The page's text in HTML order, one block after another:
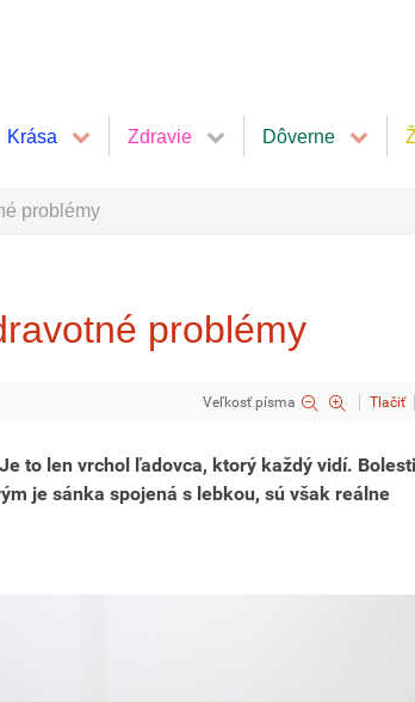
Krása Zdravie Dôverne
problémy
problémy
Veľkosť písma Tlačiť
to len vrchol ľadovca, ktorý každý vidí.
je sánka spojená s lebkou, sú však reálne